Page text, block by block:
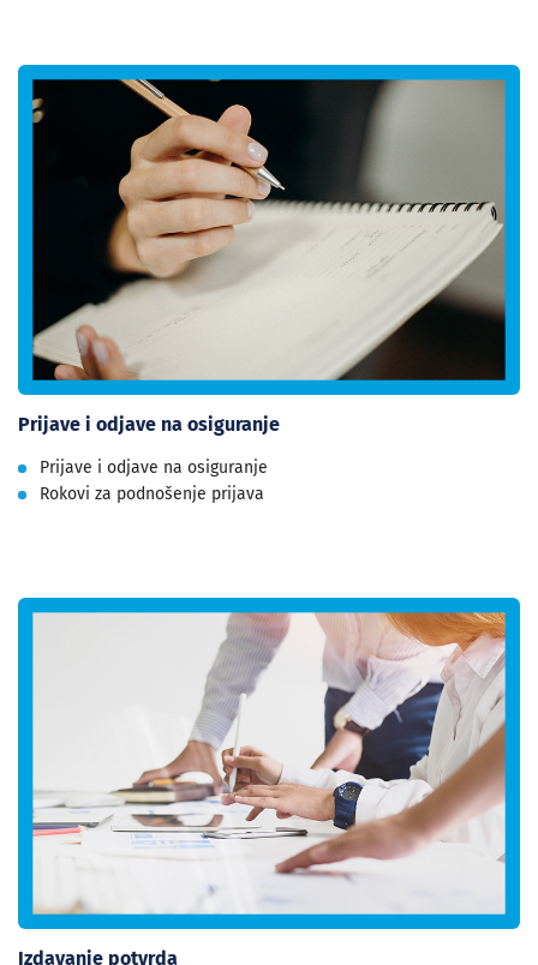
Prijave i odjave na osiguranje
Prijave i odjave na osiguranje
Rokovi za podnošenje prijava
Izdavanje potvrda